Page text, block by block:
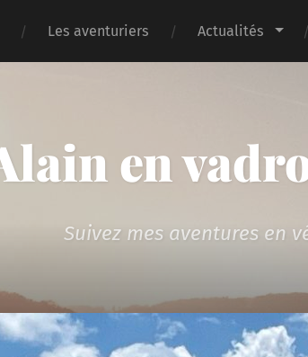
Les aventuriers Actualités
en
Suivez mes aventures en